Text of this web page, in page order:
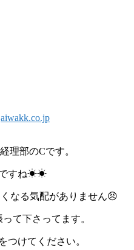
aiwakk.co.jp
理部のCです。
ですね☀☀
なる気配がありません😣
て下さってます。
つけてください。